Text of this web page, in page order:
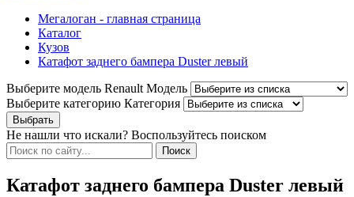
Мегалоган - главная страница
Каталог
Кузов
Катафот заднего бампера Duster левый
Выберите модель Renault Модель
Выберите категорию Категория
Не нашли что искали? Воспользуйтесь поиском
Катафот заднего бампера Duster левый